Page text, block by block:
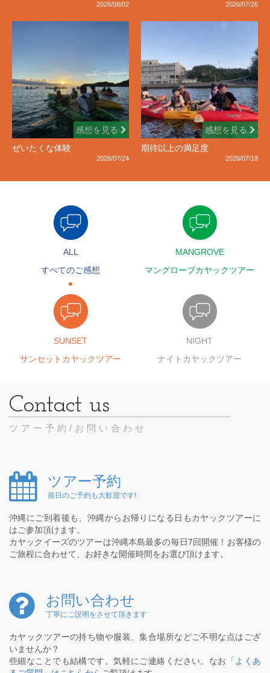
2026/08/02 2026/07/26
感想を見る
ぜいたくな体験
2026/07/24
感想を見る
期待以上の満足度
2026/07/18
ALL
すべてのご感想
MANGROVE
マングローブカヤックツアー
SUNSET
サンセットカヤックツアー
NIGHT
ナイトカヤックツアー
ツアー予約/お問い合わせ
ツアー予約
前日のご予約も大歓迎です!
沖縄にご到着後も、沖縄からお帰りになる日もカヤックツアーに
はご参加頂けます。
カヤックイーズのツアーは沖縄本島最多の毎日7回開催！お客様の
ご旅程に合わせて、お好きな開催時間をお選び頂けます。
お問い合わせ
丁寧にご説明をさせて頂きます
カヤックツアーの持ち物や服装、集合場所などご不明な点はござ
いませんか？
些細なことでも結構です。気軽にご連絡ください。なお
「よくあ